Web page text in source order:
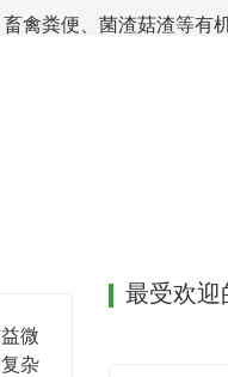
禽粪便、菌渣菇渣等有
，pH值为6.5～8.0。
将菌种扩大10倍或将本
不同物料、温度条件下
后，再次进行翻堆，
废弃物、农产品加工废
微
杂
最受欢迎